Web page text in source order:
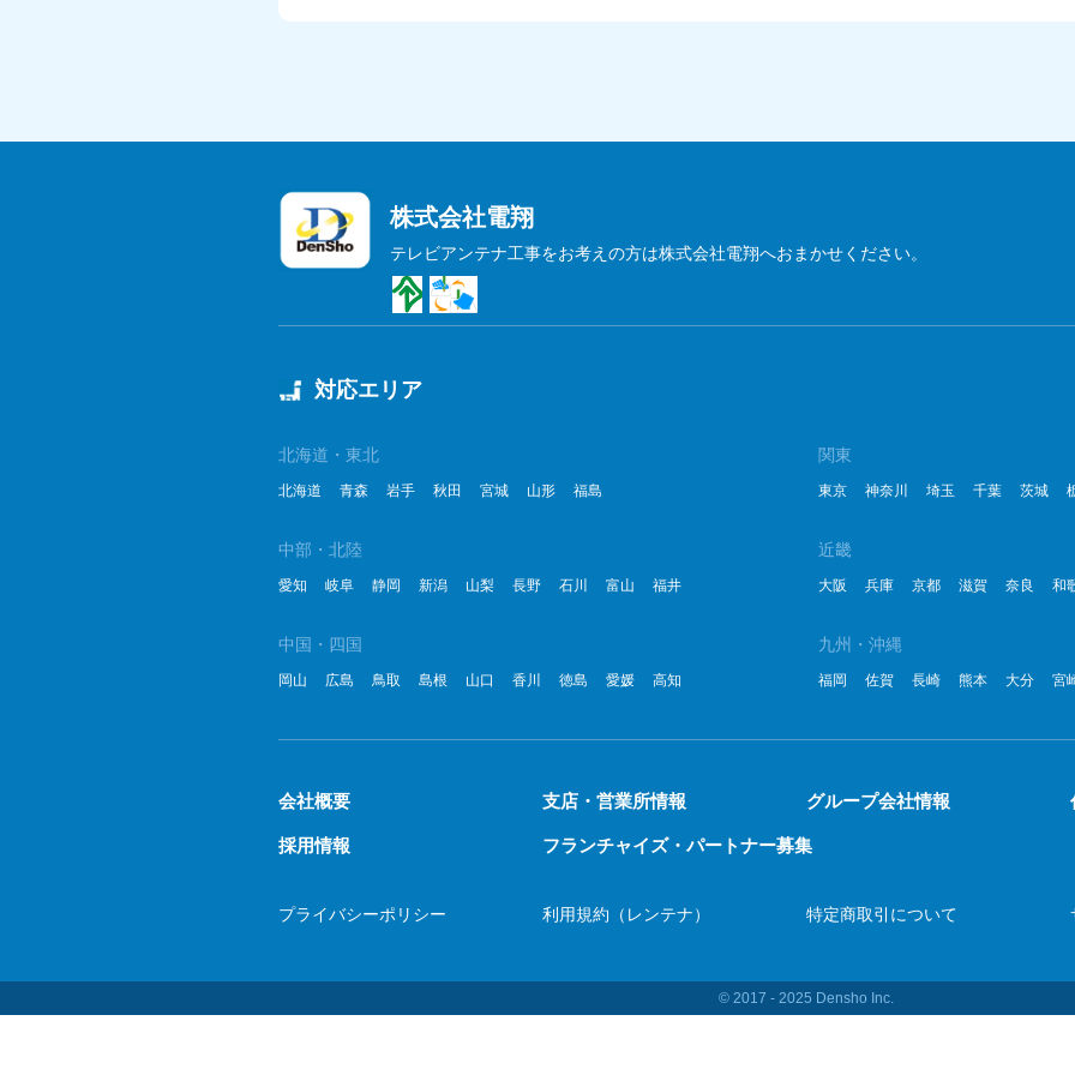
株式会社電翔
テレビアンテナ工事をお考えの方は株式会社電翔へおまかせください。
対応エリア
北海道・東北
北海道 青森 岩手 秋田 宮城 山形 福島
関東
東京 神奈川 埼玉 千葉 茨城
中部・北陸
愛知 岐阜 静岡 新潟 山梨 長野 石川 富山 福井
近畿
大阪 兵庫 京都 滋賀 奈良 和
中国・四国
岡山 広島 鳥取 島根 山口 香川 徳島 愛媛 高知
九州・沖縄
福岡 佐賀 長崎 熊本 大分 宮
会社概要 支店・営業所情報 グループ会社情報
採用情報 フランチャイズ・パートナー募集
プライバシーポリシー 利用規約（レンテナ） 特定商取引について
© 2017 ‐ 2025 Densho Inc.